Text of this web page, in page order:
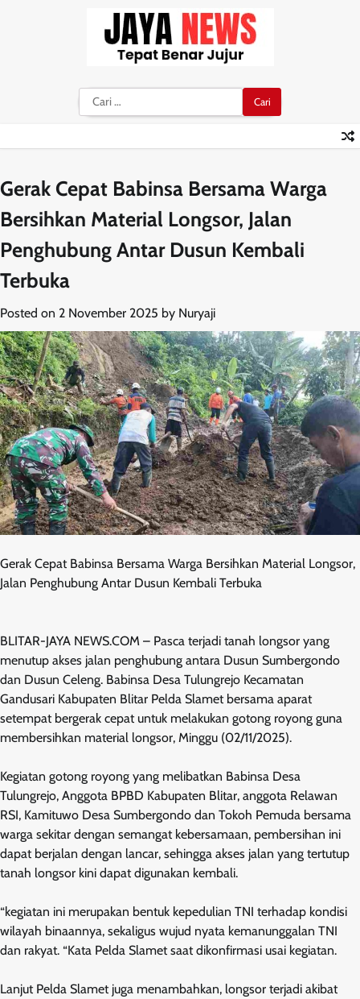
Cari
untuk:
Gerak Cepat Babinsa Bersama Warga
Bersihkan Material Longsor, Jalan
Penghubung Antar Dusun Kembali
Terbuka
Posted on 2 November 2025 by Nuryaji
Gerak Cepat Babinsa Bersama Warga Bersihkan Material Longsor,
Jalan Penghubung Antar Dusun Kembali Terbuka
BLITAR-JAYA NEWS.COM – Pasca terjadi tanah longsor yang
menutup akses jalan penghubung antara Dusun Sumbergondo
dan Dusun Celeng. Babinsa Desa Tulungrejo Kecamatan
Gandusari Kabupaten Blitar Pelda Slamet bersama aparat
setempat bergerak cepat untuk melakukan gotong royong guna
membersihkan material longsor, Minggu (02/11/2025).
Kegiatan gotong royong yang melibatkan Babinsa Desa
Tulungrejo, Anggota BPBD Kabupaten Blitar, anggota Relawan
RSI, Kamituwo Desa Sumbergondo dan Tokoh Pemuda bersama
warga sekitar dengan semangat kebersamaan, pembersihan ini
dapat berjalan dengan lancar, sehingga akses jalan yang tertutup
tanah longsor kini dapat digunakan kembali.
“kegiatan ini merupakan bentuk kepedulian TNI terhadap kondisi
wilayah binaannya, sekaligus wujud nyata kemanunggalan TNI
dan rakyat. “Kata Pelda Slamet saat dikonfirmasi usai kegiatan.
Lanjut Pelda Slamet juga menambahkan, longsor terjadi akibat